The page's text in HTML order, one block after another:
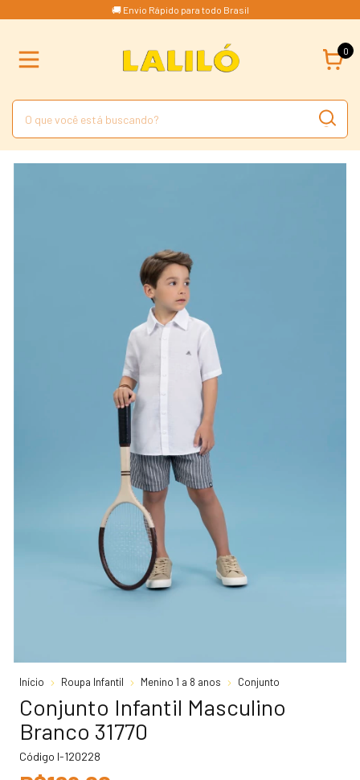
🚚 Envio Rápido para todo Brasil
0
Início Roupa Infantil Menino 1 a 8 anos Conjunto
Conjunto Infantil Masculino
Branco 31770
Código I-120228